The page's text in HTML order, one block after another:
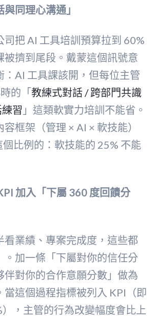
同理心溝通」
司把 AI 工具培訓預算拉到 60%
被擠到尾段。戴蒙這個訊號意
：AI 工具課該開，但每位主管
的「教練式對話 / 跨部門共識
習 」這類軟實力培訓不能省。
框架（管理 × AI × 軟技能）
個比例的：軟技能的 25% 不能
加入「下屬 360 度回饋分
看業績、專案完成度，這些都
。加一條「下屬對你的信任分
伴對你的合作意願分數」做為
當這個過程指標被列入 KPI（即
，主管的行為改變幅度會比上